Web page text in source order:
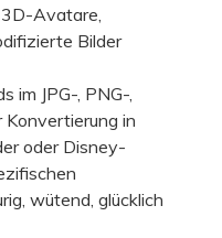
Avatare,
Bilder
JPG-, PNG-,
Konvertierung in
oder Disney-
wütend, glücklich